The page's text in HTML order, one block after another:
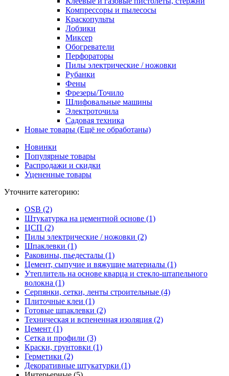
Компрессоры и пылесосы
Краскопульты
Лобзики
Миксер
Обогреватели
Перфораторы
Пилы электрические / ножовки
Рубанки
Фены
Фрезеры/Точило
Шлифовальные машины
Электроточила
Садовая техника
Новые товары (Ещё не обработаны)
Новинки
Популярные товары
Распродажи и скидки
Уцененные товары
Уточните категорию:
OSB (2)
Штукатурка на цементной основе (1)
ЦСП (2)
Пилы электрические / ножовки (2)
Шпаклевки (1)
Раковины, пьедесталы (1)
Цемент, сыпучие и вяжущие материалы (1)
Утеплитель на основе кварца и стекло-штапельного
волокна (1)
Серпянки, сетки, ленты строительные (4)
Плиточные клеи (1)
Готовые шпаклевки (2)
Техническая и вспененная изоляция (2)
Цемент (1)
Сетка и профили (3)
Краски, грунтовки (1)
Герметики (2)
Декоративные штукатурки (1)